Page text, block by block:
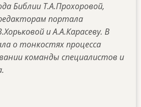
Библии Т.А.Прохоровой,
портала
и А.А.Карасеву. В
о тонкостях процесса
команды специалистов и